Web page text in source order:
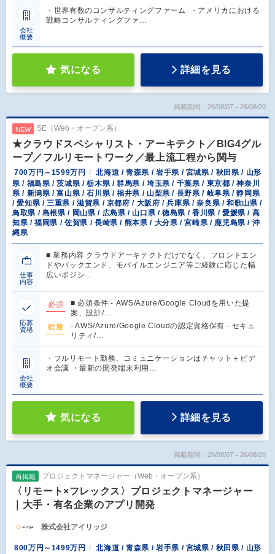
会社
概要
・世界有数のコンサルティングファーム ・アメリカにおける
戦略コンサルティングファ…
気になる 詳細を見る
掲載期間：26/08/07～26/08/20
NEW SE（Web・オープン系）
★クラウドスペシャリスト・アーキテクト／BIG4グル
ープ／フルリモートワーク／最上流工程から関与
700万円～1599万円
北海道 / 青森県 / 岩手県 / 宮城県 / 秋田県 / 山形
県 / 福島県 / 茨城県 / 栃木県 / 群馬県 / 埼玉県 / 千葉県 / 東京都 / 神奈川
県 / 新潟県 / 富山県 / 石川県 / 福井県 / 山梨県 / 長野県 / 岐阜県 / 静岡県
/ 愛知県 / 三重県 / 滋賀県 / 京都府 / 大阪府 / 兵庫県 / 奈良県 / 和歌山県 /
鳥取県 / 島根県 / 岡山県 / 広島県 / 山口県 / 徳島県 / 香川県 / 愛媛県 / 高
知県 / 福岡県 / 佐賀県 / 長崎県 / 熊本県 / 大分県 / 宮崎県 / 鹿児島県 / 沖
縄県
仕事
内容
■ 業務内容 クラウドアーキテクトだけでなく、フロントエン
ドやバックエンド、モバイルエンジニア等ご経験に応じた幅
広いポジシ…
応募
資格
必須
■ 必須条件 - AWS/Azure/Google Cloudを用いた提
案、設計/…
歓迎
- AWS/Azure/Google Cloudの認定資格保有 - セキュ
リティ/…
会社
概要
・フルリモート勤務、コミュニケーションはチャット＋ビデ
オ会議 ・最新の開発端末利用…
気になる 詳細を見る
掲載期間：26/08/07～26/08/20
再掲載 プロジェクトマネージャー（Web・オープン系）
〈リモート×フレックス〉プロジェクトマネージャー
｜大手・有名企業のアプリ開発
株式会社アイリッジ
800万円～1499万円
北海道 / 青森県 / 岩手県 / 宮城県 / 秋田県 / 山形